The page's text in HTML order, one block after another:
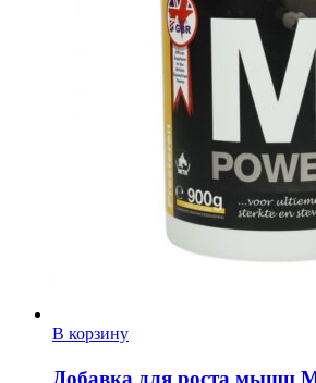
В корзину
Добавка для роста мышц